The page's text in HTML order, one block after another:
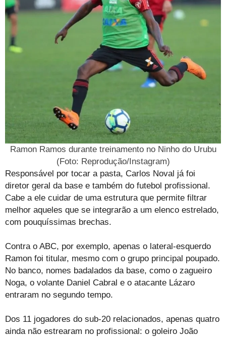
Ramon Ramos durante treinamento no Ninho do Urubu
(Foto: Reprodução/Instagram)
Responsável por tocar a pasta, Carlos Noval já foi
diretor geral da base e também do futebol profissional.
Cabe a ele cuidar de uma estrutura que permite filtrar
melhor aqueles que se integrarão a um elenco estrelado,
com pouquíssimas brechas.
Contra o ABC, por exemplo, apenas o lateral-esquerdo
Ramon foi titular, mesmo com o grupo principal poupado.
No banco, nomes badalados da base, como o zagueiro
Noga, o volante Daniel Cabral e o atacante Lázaro
entraram no segundo tempo.
Dos 11 jogadores do sub-20 relacionados, apenas quatro
ainda não estrearam no profissional: o goleiro João